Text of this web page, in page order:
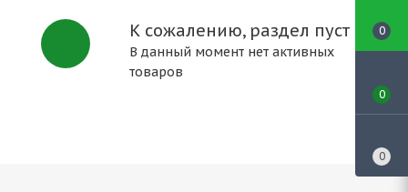
К сожалению, раздел пуст
В данный момент нет активных
товаров
0
0
0